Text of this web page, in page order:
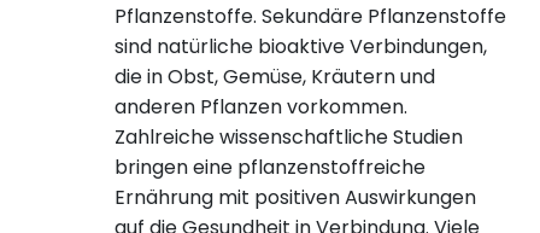
Pflanzenstoffe. Sekundäre Pflanzenstoffe
sind natürliche bioaktive Verbindungen,
die in Obst, Gemüse, Kräutern und
anderen Pflanzen vorkommen.
Zahlreiche wissenschaftliche Studien
bringen eine pflanzenstoffreiche
Ernährung mit positiven Auswirkungen